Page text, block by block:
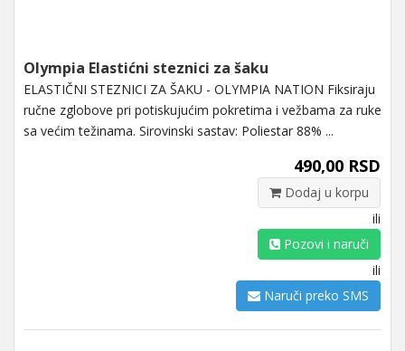
Olympia Elastićni steznici za šaku
ELASTIČNI STEZNICI ZA ŠAKU - OLYMPIA NATION Fiksiraju
ručne zglobove pri potiskujućim pokretima i vežbama za ruke
sa većim težinama. Sirovinski sastav: Poliestar 88% ...
490,00 RSD
Dodaj u korpu
ili
Pozovi i naruči
ili
Naruči preko SMS